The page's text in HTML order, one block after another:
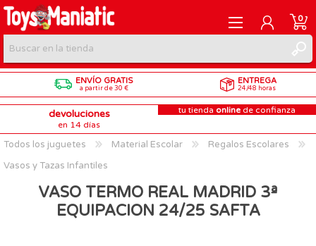
REGISTRARME
INICIAR SESIÓN
0
ENVÍO GRATIS
a partir de 30 €
ENTREGA
24/48 horas
devoluciones
en 14 días
tu tienda online de confianza
Todos los juguetes Material Escolar
Regalos Escolares
Vasos y Tazas Infantiles
VASO TERMO REAL MADRID 3ª
EQUIPACION 24/25 SAFTA